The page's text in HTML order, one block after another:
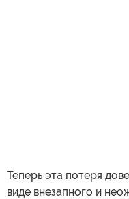
Теперь эта потеря
виде внезапного и